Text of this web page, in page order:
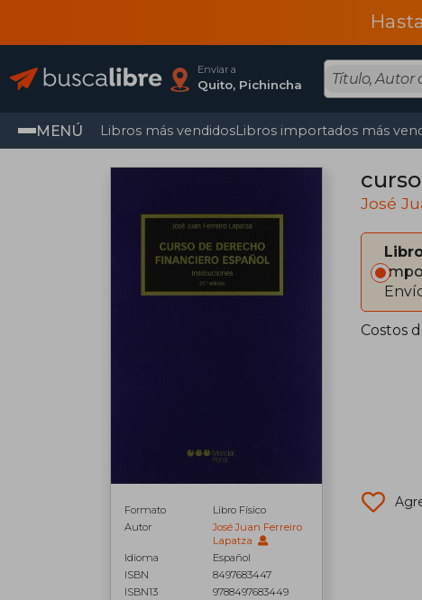
Enviar a
Quito, Pichincha
MENÚ Libros más vendidosLibros importados más
Formato
Libro Físico
Autor
José Juan Ferreiro
Lapatza
Idioma
Español
ISBN
8497683447
ISBN13
9788497683449
José
Costos